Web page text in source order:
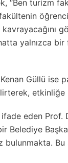
“Ben turizm
yalnızca
Güllü ise
etkinliğe
ifade eden
Belediye
Bu